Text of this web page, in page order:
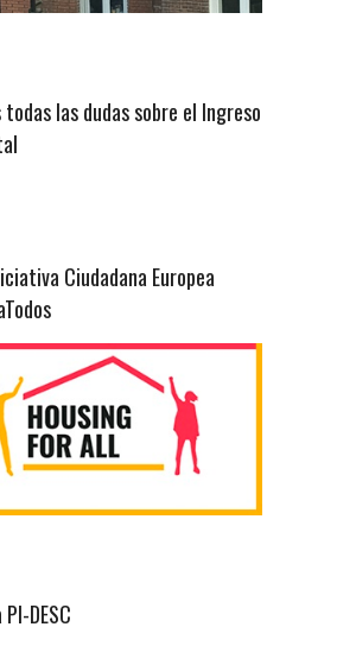
las dudas sobre el Ingreso
Ciudadana Europea
DESC